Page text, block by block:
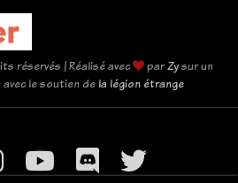
réservés | Réalisé avec parZysur un
avec le soutien de la légion étrange